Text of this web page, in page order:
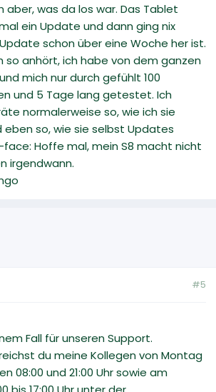
aber, was da los war. Das Tablet
ein Update und dann ging nix
schon über eine Woche her ist.
so anhört, ich habe von dem ganzen
mich nur durch gefühlt 100
und 5 Tage lang getestet. Ich
normalerweise so, wie ich sie
so, wie sie selbst Updates
face: Hoffe mal, mein S8 macht nicht
irgendwann.
#5
Fall für unseren Support.
du meine Kollegen von Montag
08:00 und 21:00 Uhr sowie am